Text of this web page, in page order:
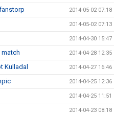
2014-05-02 07:18
2014-05-02 07:13
2014-04-30 15:47
2014-04-28 12:35
Kulladal 2014-04-27 16:46
2014-04-25 12:36
2014-04-25 11:51
2014-04-23 08:18